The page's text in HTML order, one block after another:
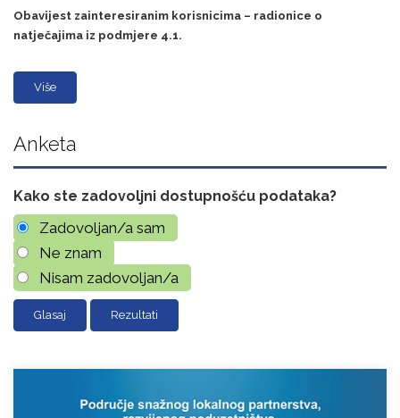
Obavijest zainteresiranim korisnicima – radionice o
natječajima iz podmjere 4.1.
Više
Anketa
Kako ste zadovoljni dostupnošću podataka?
Zadovoljan/a sam
Ne znam
Nisam zadovoljan/a
Rezultati